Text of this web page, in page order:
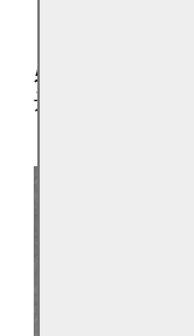
必须在白天焚
达至天庭。